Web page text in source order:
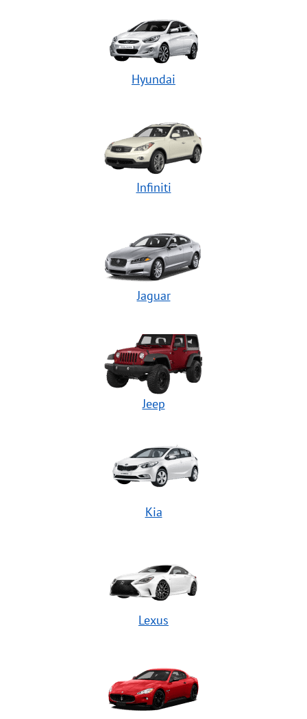
Hyundai
Infiniti
Jaguar
Jeep
Kia
Lexus